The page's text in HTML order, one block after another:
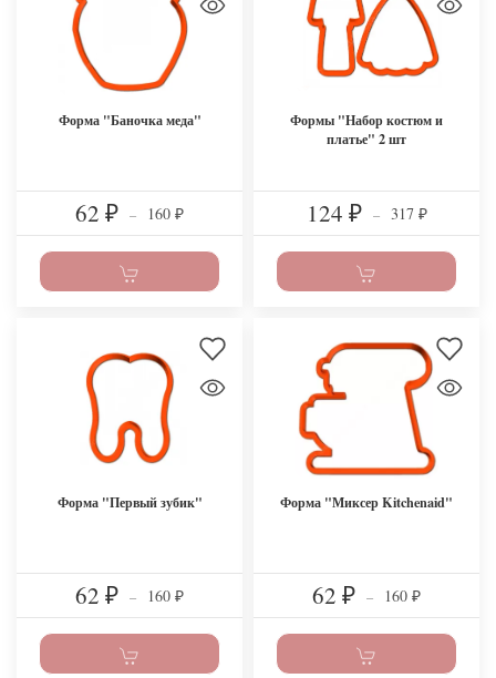
Форма "Баночка меда"
62 ₽ – 160 ₽
Формы "Набор костюм и
платье" 2 шт
124 ₽ – 317 ₽
Форма "Первый зубик"
62 ₽ – 160 ₽
Форма "Миксер Kitchenaid"
62 ₽ – 160 ₽